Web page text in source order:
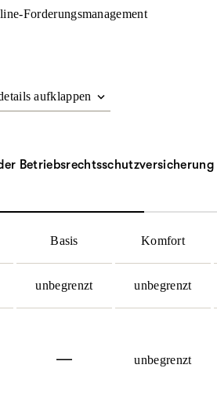
Forderungsmanagement
Betriebsrechtsschutz­versicherung
Basis Komfort
unbegrenzt unbegrenzt
unbegrenzt